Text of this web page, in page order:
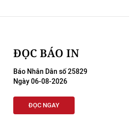
ĐỌC BÁO IN
Báo Nhân Dân số 25829
Ngày 06-08-2026
ĐỌC NGAY